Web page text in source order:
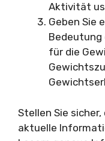
Aktivität
Geben Sie
Bedeutung
für die
Stellen Sie
aktuelle